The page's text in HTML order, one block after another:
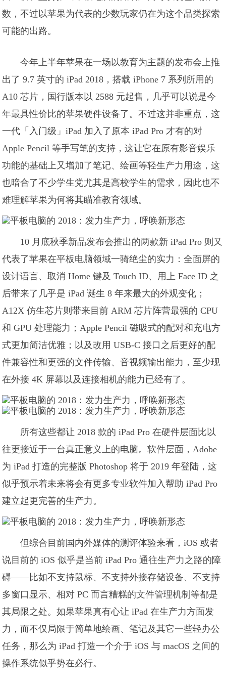
数，不过以苹果为代表的少数玩家仍在为这个品类探索
可能的出路。
今年上半年苹果在一场以教育为主题的发布会上推
出了 9.7 英寸的 iPad 2018，搭载 iPhone 7 系列所用的
A10 芯片，国行版本以 2588 元起售，几乎可以说是今
年最具性价比的苹果硬件设备了。不过这并非重点，这
一代「入门级」iPad 加入了原本 iPad Pro 才有的对
Apple Pencil 等手写笔的支持，这让它在原有影音娱乐
功能的基础上又增加了笔记、绘画等轻生产力用途，这
也暗合了不少学生党尤其是高校学生的需求，因此也不
难理解苹果为何将其瞄准教育领域。
10 月底秋季新品发布会推出的两款新 iPad Pro 则又
代表了苹果在平板电脑领域一骑绝尘的实力：全面屏的
设计语言、取消 Home 键及 Touch ID、用上 Face ID 之
后带来了几乎是 iPad 诞生 8 年来最大的外观变化；
A12X 仿生芯片则带来目前 ARM 芯片阵营最强的 CPU
和 GPU 处理能力；Apple Pencil 磁吸式的配对和充电方
式更加简洁优雅；以及改用 USB-C 接口之后更好的配
件兼容性和更强的文件传输、音视频输出能力，至少现
在外接 4K 屏幕以及连接相机的能力已经有了。
所有这些都让 2018 款的 iPad Pro 在硬件层面比以
往更接近于一台真正意义上的电脑。软件层面，Adobe
为 iPad 打造的完整版 Photoshop 将于 2019 年登陆，这
似乎预示着未来将会有更多专业软件加入帮助 iPad Pro
建立起更完善的生产力。
但综合目前国内外媒体的测评体验来看，iOS 或者
说目前的 iOS 似乎是当前 iPad Pro 通往生产力之路的障
碍——比如不支持鼠标、不支持外接存储设备、不支持
多窗口显示、相对 PC 而言糟糕的文件管理机制等都是
其局限之处。如果苹果真有心让 iPad 在生产力方面发
力，而不仅局限于简单地绘画、笔记及其它一些轻办公
任务，那么为 iPad 打造一个介于 iOS 与 macOS 之间的
操作系统似乎势在必行。